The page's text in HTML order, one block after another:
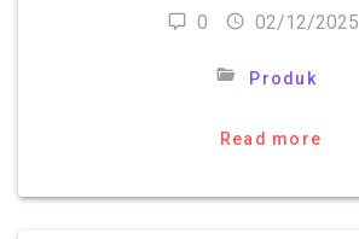
0 02/12/2025
Produk
Read more